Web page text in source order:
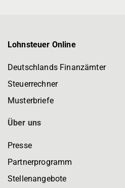
Lohnsteuer Online
Deutschlands Finanzämter
Steuerrechner
Musterbriefe
Über uns
Presse
Partnerprogramm
Stellenangebote